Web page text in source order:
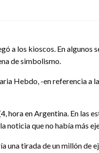
a los kioscos. En algunos
de simbolismo.
Hebdo, -en referencia a
hora en Argentina. En las
noticia que no había más
tirada de un millón de